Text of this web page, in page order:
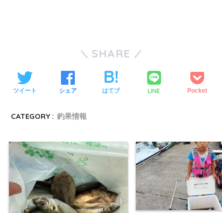
SHARE
ツイート シェア はてブ LINE Pocket
CATEGORY : 釣果情報